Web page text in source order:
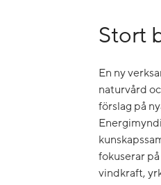
Stort
En ny
naturvård
förslag på
fokuserar
vindkraft,